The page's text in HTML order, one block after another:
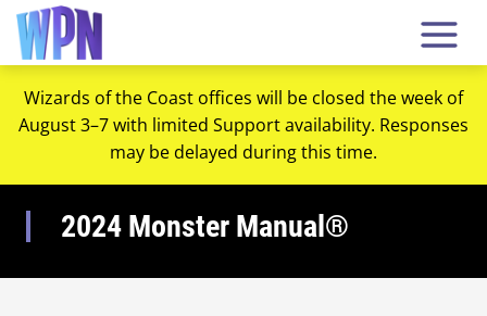
Wizards of the Coast offices will be closed the week of
August 3–7 with limited Support availability. Responses
may be delayed during this time.
2024 Monster Manual®